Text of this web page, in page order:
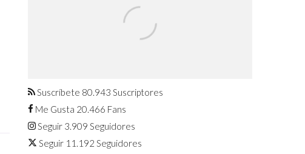
agosto
Suscríbete 80.943 Suscriptores
Me Gusta 20.466 Fans
Seguir 3.909 Seguidores
Seguir 11.192 Seguidores